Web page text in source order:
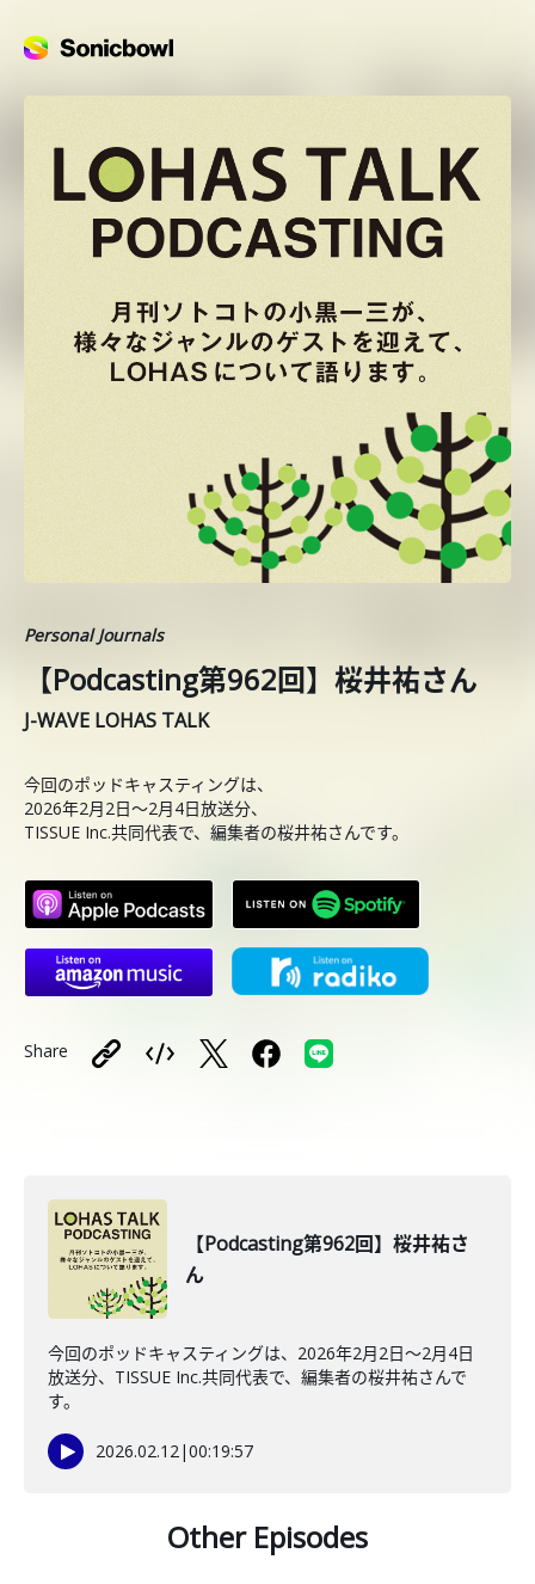
Personal Journals
【Podcasting第962回】桜井祐さん
J-WAVE LOHAS TALK
今回のポッドキャスティングは、
2026年2月2日〜2月4日放送分、
TISSUE Inc.共同代表で、編集者の桜井祐さんです。
Share
【Podcasting第962回】桜井祐さ
ん
今回のポッドキャスティングは、2026年2月2日〜2月4日
放送分、TISSUE Inc.共同代表で、編集者の桜井祐さんで
す。
2026.02.12|00:19:57
Other Episodes